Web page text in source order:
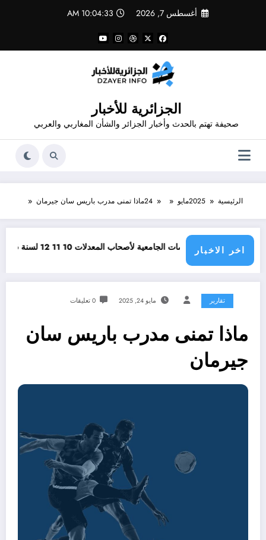
أغسطس 7, 2026 10:04:33 AM
الجزائرية للأخبار
صحيفة تهتم بالحدث وأخبار الجزائر والشأن المغاربي والعربي
الرئيسية 2025مايو 24ماذا تمنى مدرب باريس سان جيرمان
اخر الاخبار
أفضل التخصصات الجامعية لأصحاب المعدلات 10 11 12 لسنة 2026
تقارير مايو 24, 2025 0 تعليقات
ماذا تمنى مدرب باريس سان
جيرمان